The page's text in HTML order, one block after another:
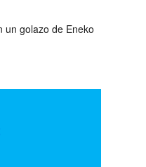
un golazo de Eneko